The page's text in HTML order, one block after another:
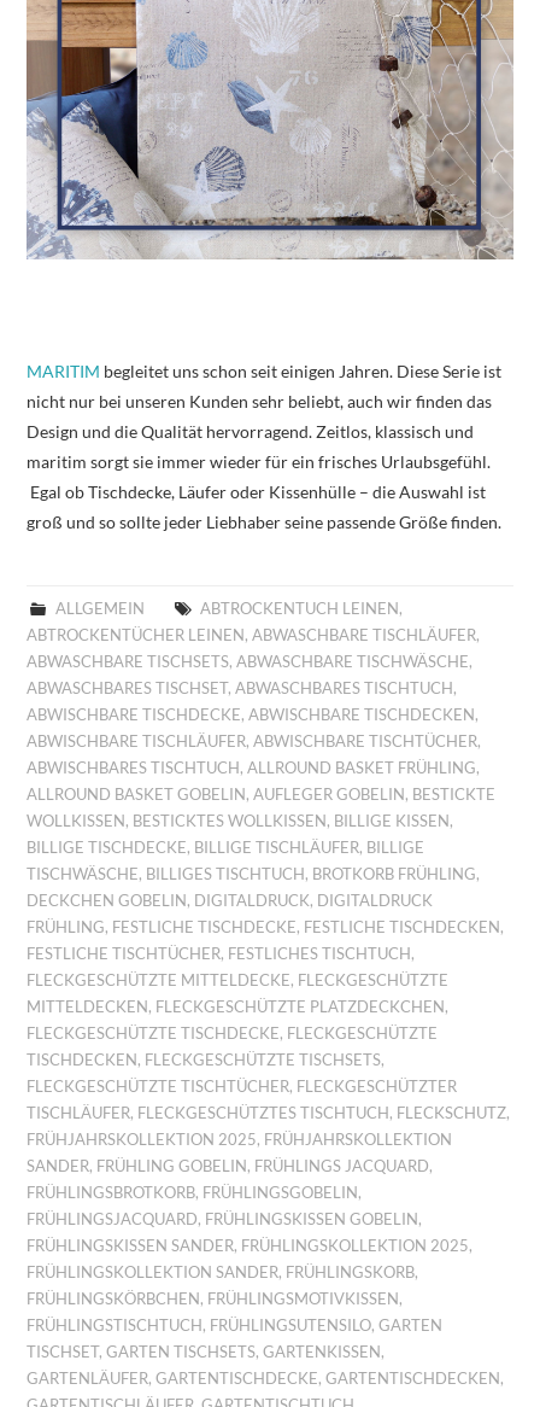
MARITIM begleitet uns schon seit einigen Jahren. Diese Serie ist
nicht nur bei unseren Kunden sehr beliebt, auch wir finden das
Design und die Qualität hervorragend. Zeitlos, klassisch und
maritim sorgt sie immer wieder für ein frisches Urlaubsgefühl.
Egal ob Tischdecke, Läufer oder Kissenhülle – die Auswahl ist
groß und so sollte jeder Liebhaber seine passende Größe finden.
ALLGEMEIN ABTROCKENTUCH LEINEN ,
ABTROCKENTÜCHER LEINEN ,ABWASCHBARE TISCHLÄUFER,
ABWASCHBARE TISCHSETS,ABWASCHBARE TISCHWÄSCHE,
ABWASCHBARES TISCHSET,ABWASCHBARES TISCHTUCH ,
ABWISCHBARE TISCHDECKE,ABWISCHBARE TISCHDECKEN ,
ABWISCHBARE TISCHLÄUFER,ABWISCHBARE TISCHTÜCHER,
ABWISCHBARES TISCHTUCH ,ALLROUND BASKET FRÜHLING,
ALLROUND BASKET GOBELIN ,AUFLEGER GOBELIN , BESTICKTE
WOLLKISSEN , BESTICKTES WOLLKISSEN , BILLIGE KISSEN ,
BILLIGE TISCHDECKE, BILLIGE TISCHLÄUFER, BILLIGE
TISCHWÄSCHE, BILLIGES TISCHTUCH , BROTKORB FRÜHLING,
DECKCHEN GOBELIN , DIGITALDRUCK, DIGITALDRUCK
FRÜHLING, FESTLICHE TISCHDECKE, FESTLICHE TISCHDECKEN ,
FESTLICHE TISCHTÜCHER, FESTLICHES TISCHTUCH ,
FLECKGESCHÜTZTE MITTELDECKE, FLECKGESCHÜTZTE
MITTELDECKEN , FLECKGESCHÜTZTE PLATZDECKCHEN ,
FLECKGESCHÜTZTE TISCHDECKE, FLECKGESCHÜTZTE
TISCHDECKEN , FLECKGESCHÜTZTE TISCHSETS,
FLECKGESCHÜTZTE TISCHTÜCHER, FLECKGESCHÜTZTER
TISCHLÄUFER, FLECKGESCHÜTZTES TISCHTUCH , FLECKSCHUTZ,
FRÜHJAHRSKOLLEKTION 2025, FRÜHJAHRSKOLLEKTION
SANDER, FRÜHLING GOBELIN , FRÜHLINGS JACQUARD,
FRÜHLINGSBROTKORB, FRÜHLINGSGOBELIN ,
FRÜHLINGSJACQUARD, FRÜHLINGSKISSEN GOBELIN ,
FRÜHLINGSKISSEN SANDER, FRÜHLINGSKOLLEKTION 2025,
FRÜHLINGSKOLLEKTION SANDER, FRÜHLINGSKORB,
FRÜHLINGSKÖRBCHEN , FRÜHLINGSMOTIVKISSEN ,
FRÜHLINGSTISCHTUCH , FRÜHLINGSUTENSILO,GARTEN
TISCHSET,GARTEN TISCHSETS,GARTENKISSEN ,
GARTENLÄUFER,GARTENTISCHDECKE,GARTENTISCHDECKEN ,